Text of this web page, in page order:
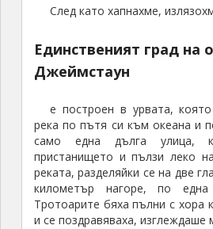
След като хапнахме,
Единственият град на
Джеймстаун
е построен в урвата,
река по пътя си към океана и
само една дълга улица,
пристанището и пълзи леко
реката, разделяйки се на две
километър нагоре, по
Тротоарите бяха пълни с хора
и се поздравяваха, изглеждаше